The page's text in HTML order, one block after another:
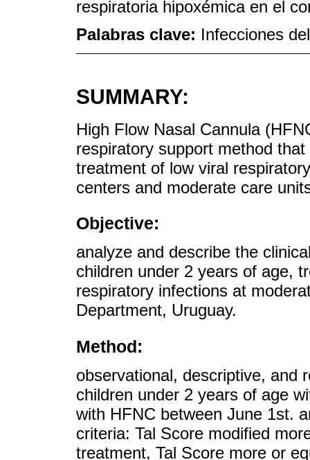
respiratoria hipoxémica en el
Palabras clave: Infecciones
SUMMARY:
High Flow Nasal Cannula
respiratory support method
treatment of low viral
centers and moderate care
Objective:
analyze and describe the
children under 2 years of age,
respiratory infections at
Department, Uruguay.
Method:
observational, descriptive, and
children under 2 years of age
with HFNC between June 1st.
criteria: Tal Score modified
treatment, Tal Score more or